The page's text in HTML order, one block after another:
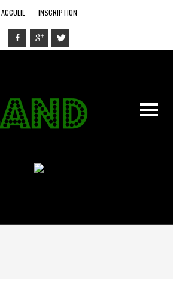
ACCUEIL INSCRIPTION